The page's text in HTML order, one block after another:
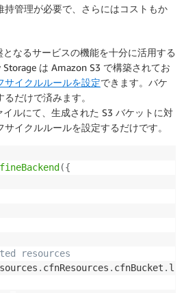
持管理が必要で、さらにはコストもか
となるサービスの機能を十分に活用する
は Amazon S3 で構築されてお
サイクルルールを設定できます。バケ
だけで済みます。
イルにて、生成された S3 バケットに対
イクルルールを設定するだけです。
({
resources
. cfnResources . cfnBucket .